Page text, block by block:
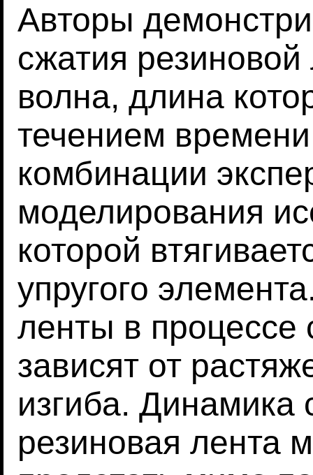
Авторы
сжатия
волна, длина
течением
комбинации
моделирования
которой
упругого
ленты в процессе
зависят от
изгиба. Динамика
резиновая лента